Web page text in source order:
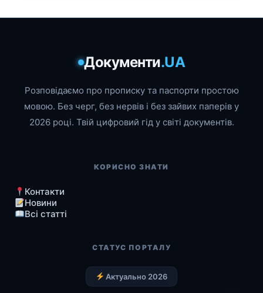
Документи.UA
Розповідаємо про прописку та паспорти простою
мовою. Без черг, без нервів і без зайвих паперів у
2026 році. Твій цифровий гід у світі документів.
КОРИСНО ЗНАТИ
Контакти
Новини
Всі статті
СТАТУС ПОРТАЛУ
Актуально 2026